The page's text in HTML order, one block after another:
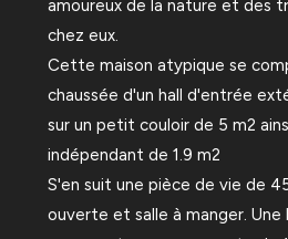
amoureux de la nature et des
chez eux.
Cette maison atypique se
chaussée d'un hall d'entrée
sur un petit couloir de 5 m2
indépendant de 1.9 m2
S'en suit une pièce de vie de
ouverte et salle à manger.